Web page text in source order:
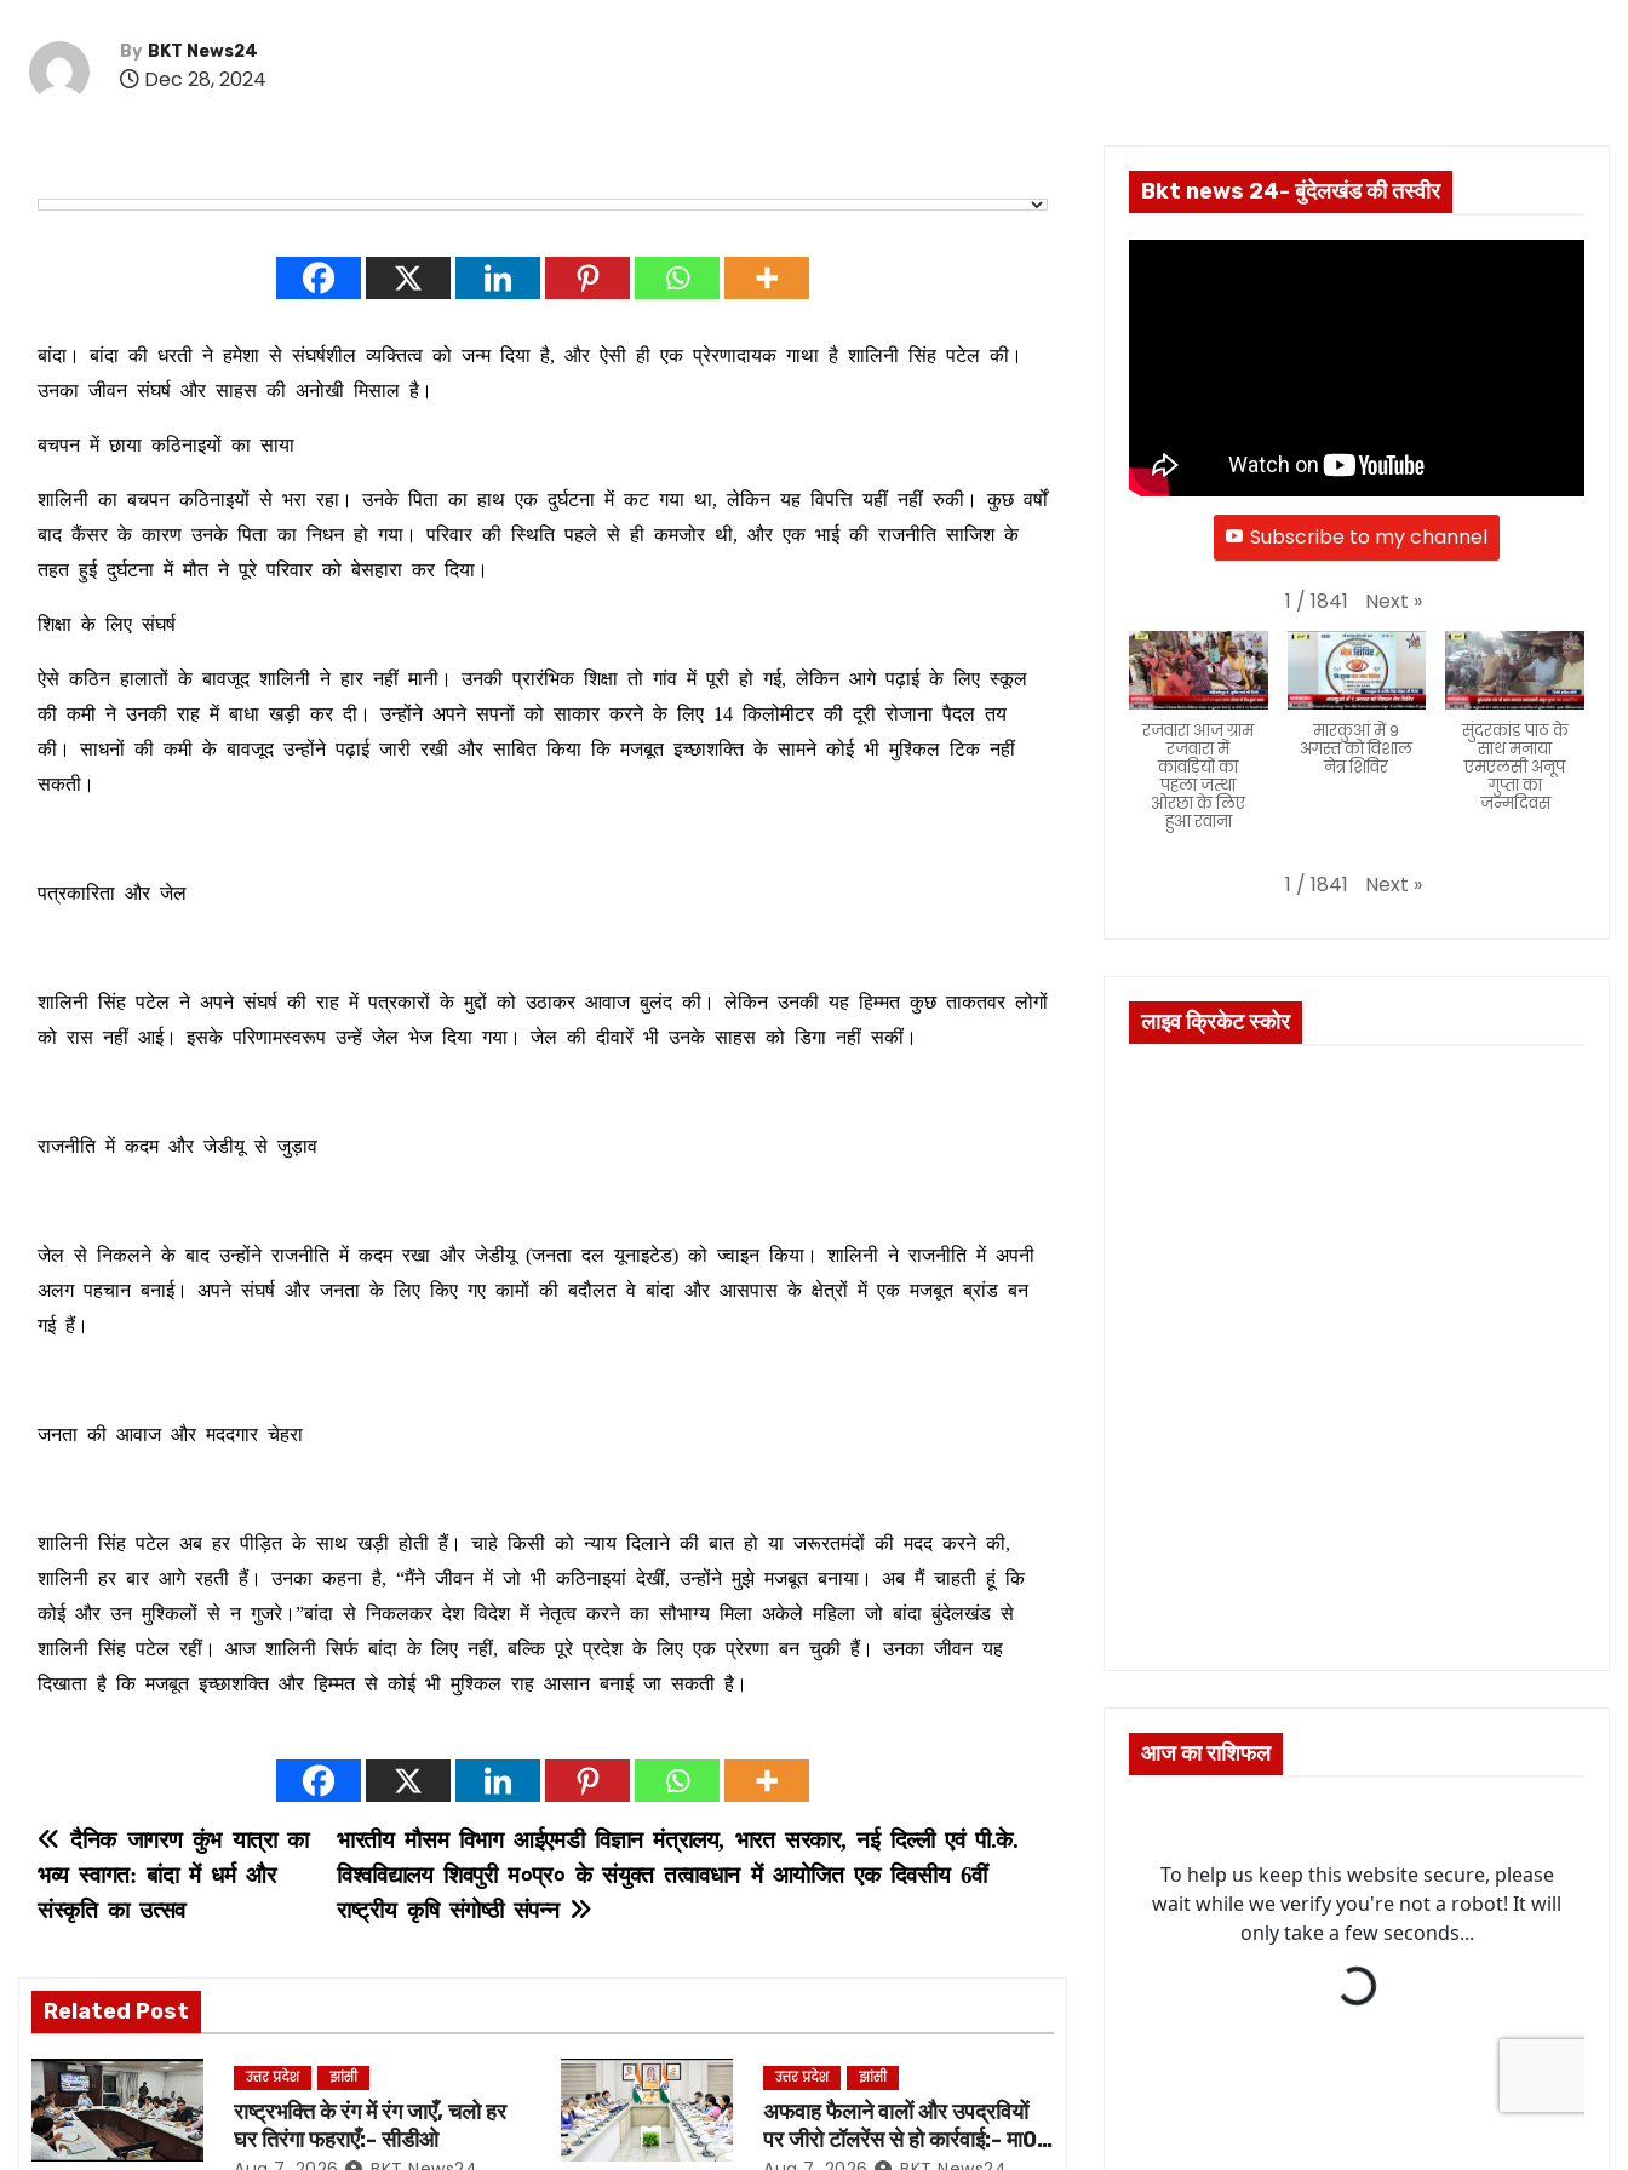
By BKT News24
Dec 28, 2024
बांदा। बांदा की धरती ने हमेशा से संघर्षशील व्यक्तित्व को जन्म दिया है, और ऐसी ही एक प्रेरणादायक गाथा है शालिनी सिंह पटेल की।
उनका जीवन संघर्ष और साहस की अनोखी मिसाल है।
बचपन में छाया कठिनाइयों का साया
शालिनी का बचपन कठिनाइयों से भरा रहा। उनके पिता का हाथ एक दुर्घटना में कट गया था, लेकिन यह विपत्ति यहीं नहीं रुकी। कुछ वर्षों
बाद कैंसर के कारण उनके पिता का निधन हो गया। परिवार की स्थिति पहले से ही कमजोर थी, और एक भाई की राजनीति साजिश के
तहत हुई दुर्घटना में मौत ने पूरे परिवार को बेसहारा कर दिया।
शिक्षा के लिए संघर्ष
ऐसे कठिन हालातों के बावजूद शालिनी ने हार नहीं मानी। उनकी प्रारंभिक शिक्षा तो गांव में पूरी हो गई, लेकिन आगे पढ़ाई के लिए स्कूल
की कमी ने उनकी राह में बाधा खड़ी कर दी। उन्होंने अपने सपनों को साकार करने के लिए 14 किलोमीटर की दूरी रोजाना पैदल तय
की। साधनों की कमी के बावजूद उन्होंने पढ़ाई जारी रखी और साबित किया कि मजबूत इच्छाशक्ति के सामने कोई भी मुश्किल टिक नहीं
सकती।
पत्रकारिता और जेल
शालिनी सिंह पटेल ने अपने संघर्ष की राह में पत्रकारों के मुद्दों को उठाकर आवाज बुलंद की। लेकिन उनकी यह हिम्मत कुछ ताकतवर लोगों
को रास नहीं आई। इसके परिणामस्वरूप उन्हें जेल भेज दिया गया। जेल की दीवारें भी उनके साहस को डिगा नहीं सकीं।
राजनीति में कदम और जेडीयू से जुड़ाव
जेल से निकलने के बाद उन्होंने राजनीति में कदम रखा और जेडीयू (जनता दल यूनाइटेड) को ज्वाइन किया। शालिनी ने राजनीति में अपनी
अलग पहचान बनाई। अपने संघर्ष और जनता के लिए किए गए कामों की बदौलत वे बांदा और आसपास के क्षेत्रों में एक मजबूत ब्रांड बन
गई हैं।
जनता की आवाज और मददगार चेहरा
शालिनी सिंह पटेल अब हर पीड़ित के साथ खड़ी होती हैं। चाहे किसी को न्याय दिलाने की बात हो या जरूरतमंदों की मदद करने की,
शालिनी हर बार आगे रहती हैं। उनका कहना है, “मैंने जीवन में जो भी कठिनाइयां देखीं, उन्होंने मुझे मजबूत बनाया। अब मैं चाहती हूं कि
कोई और उन मुश्किलों से न गुजरे।”बांदा से निकलकर देश विदेश में नेतृत्व करने का सौभाग्य मिला अकेले महिला जो बांदा बुंदेलखंड से
शालिनी सिंह पटेल रहीं। आज शालिनी सिर्फ बांदा के लिए नहीं, बल्कि पूरे प्रदेश के लिए एक प्रेरणा बन चुकी हैं। उनका जीवन यह
दिखाता है कि मजबूत इच्छाशक्ति और हिम्मत से कोई भी मुश्किल राह आसान बनाई जा सकती है।
P
o
t
n
a
v
भारतीय मौसम विभाग आईएमडी विज्ञान मंत्रालय, भारत सरकार, नई दिल्ली एवं पी.के.
विश्वविद्यालय शिवपुरी म०प्र० के संयुक्त तत्वावधान में आयोजित एक दिवसीय 6वीं
राष्ट्रीय कृषि संगोष्ठी संपन्न
दैनिक जागरण कुंभ यात्रा का
भव्य स्वागत: बांदा में धर्म और
संस्कृति का उत्सव
Related Post
उत्तर प्रदेश झांसी
राष्ट्रभक्ति के रंग में रंग जाएँ, चलो हर
घर तिरंगा फहराएँ:- सीडीओ
उत्तर प्रदेश झांसी
अफवाह फैलाने वालों और उपद्रवियों
पर जीरो टॉलरेंस से हो कार्रवाई:- मा0
Bkt news 24- बुंदेलखंड की तस्वीर
Subscribe to my channel
1 / 1841 Next »
रजवारा आज ग्राम
रजवारा में
कावड़ियों का
पहला जत्था
ओरछा के लिए
हुआ रवाना
मारकुआं में 9
अगस्त को विशाल
नेत्र शिविर
सुंदरकांड पाठ के
साथ मनाया
एमएलसी अनूप
गुप्ता का
जन्मदिवस
1 / 1841 Next »
लाइव क्रिकेट स्कोर
आज का राशिफल